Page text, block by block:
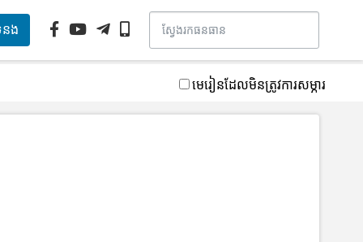
នង
មេរៀនដែលមិនត្រូវការសម្ភារ